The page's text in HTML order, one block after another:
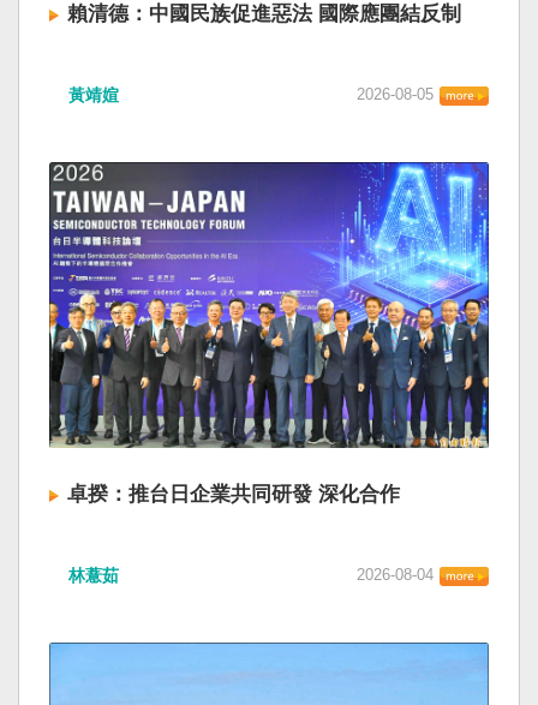
賴清德：中國民族促進惡法 國際應團結反制
黃靖媗 2026-08-05
卓揆：推台日企業共同研發 深化合作
林薏茹 2026-08-04